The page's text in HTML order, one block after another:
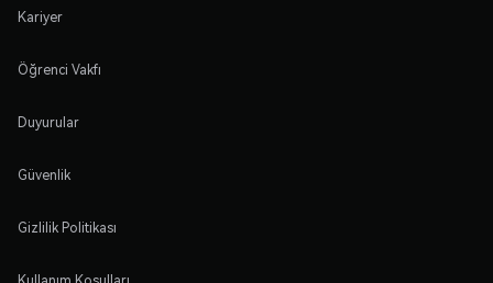
Kariyer
Öğrenci Vakfı
Duyurular
Güvenlik
Gizlilik Politikası